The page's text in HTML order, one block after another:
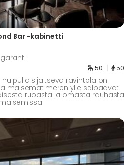
Bar -kabinetti
50 50
sijaitseva ravintola on
maisemat meren ylle salpaavat
ruoasta ja omasta rauhasta